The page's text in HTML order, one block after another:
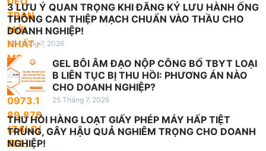
i
v
i
ế
t
3 LƯU Ý QUAN TRỌNG KHI ĐĂNG KÝ LƯU HÀNH ỐNG
THÔNG CAN THIỆP MẠCH CHUẨN VÀO THẦU CHO
DOANH NGHIỆP!
25 Tháng 7, 2026
GEL BÔI ÂM ĐẠO NỘP CÔNG BỐ TBYT LOẠI
B LIÊN TỤC BỊ THU HỒI: PHƯƠNG ÁN NÀO
CHO DOANH NGHIỆP?
25 Tháng 7, 2026
THU HỒI HÀNG LOẠT GIẤY PHÉP MÁY HẤP TIỆT
TRÙNG, GÂY HẬU QUẢ NGHIÊM TRỌNG CHO DOANH
NGHIỆP!